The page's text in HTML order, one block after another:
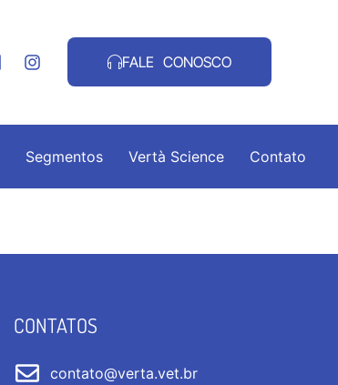
FALE CONOSCO
Segmentos Vertà Science Contato
CONTATOS
contato@verta.vet.br